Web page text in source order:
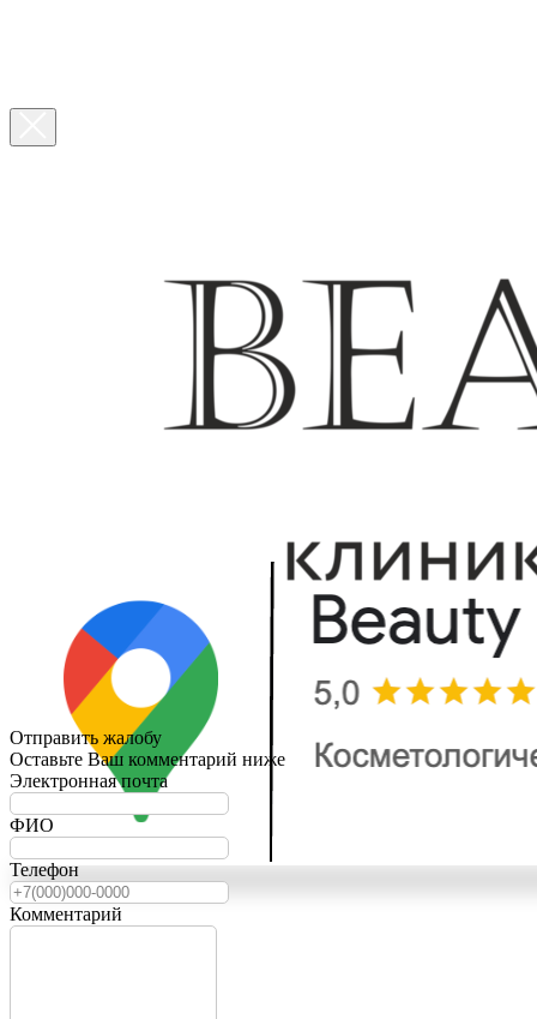
Отправить жалобу
Оставьте Ваш комментарий ниже
Электронная почта
ФИО
Телефон
Комментарий